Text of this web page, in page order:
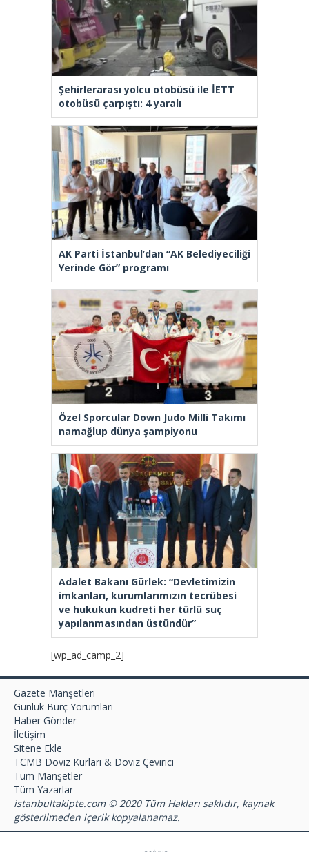
Şehirlerarası yolcu otobüsü ile İETT
otobüsü çarpıştı: 4 yaralı
AK Parti İstanbul’dan “AK Belediyeciliği
Yerinde Gör” programı
Özel Sporcular Down Judo Milli Takımı
namağlup dünya şampiyonu
Adalet Bakanı Gürlek: “Devletimizin
imkanları, kurumlarımızın tecrübesi
ve hukukun kudreti her türlü suç
yapılanmasından üstündür”
[wp_ad_camp_2]
Gazete Manşetleri
Günlük Burç Yorumları
Haber Gönder
İletişim
Sitene Ekle
TCMB Döviz Kurları & Döviz Çevirici
Tüm Manşetler
Tüm Yazarlar
istanbultakipte.com © 2020 Tüm Hakları saklıdır, kaynak
gösterilmeden içerik kopyalanamaz.